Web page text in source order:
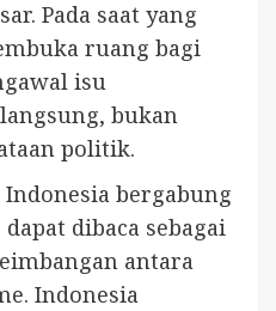
Pada saat yang
ruang bagi
isu
bukan
politik.
bergabung
dibaca sebagai
antara
Indonesia